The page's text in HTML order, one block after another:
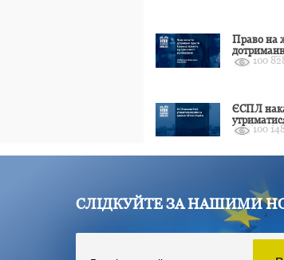
Право на
Конвенції
100
ЄСПЛ
цивільні
100
СЛІДКУЙТЕ ЗА НАШИМИ